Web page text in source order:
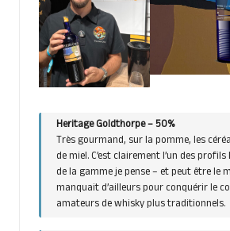
Heritage Goldthorpe– 50%
Très gourmand, sur la pomme, les
de miel. C’est clairement l’un des profils
de la gamme je pense – et peut être le
manquait d’ailleurs pour conquérir le
amateurs de whisky plus traditionnels.